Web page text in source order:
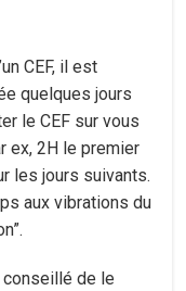
CEF, il est
quelques jours
le CEF sur vous
ex, 2H le premier
les jours suivants.
aux vibrations du
conseillé de le